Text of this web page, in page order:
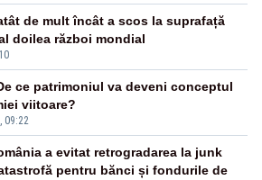
de mult încât a scos la suprafață
doilea război mondial
09:22
ce patrimoniul va deveni conceptul
viitoare?
a evitat retrogradarea la junk
pentru bănci și fondurile de